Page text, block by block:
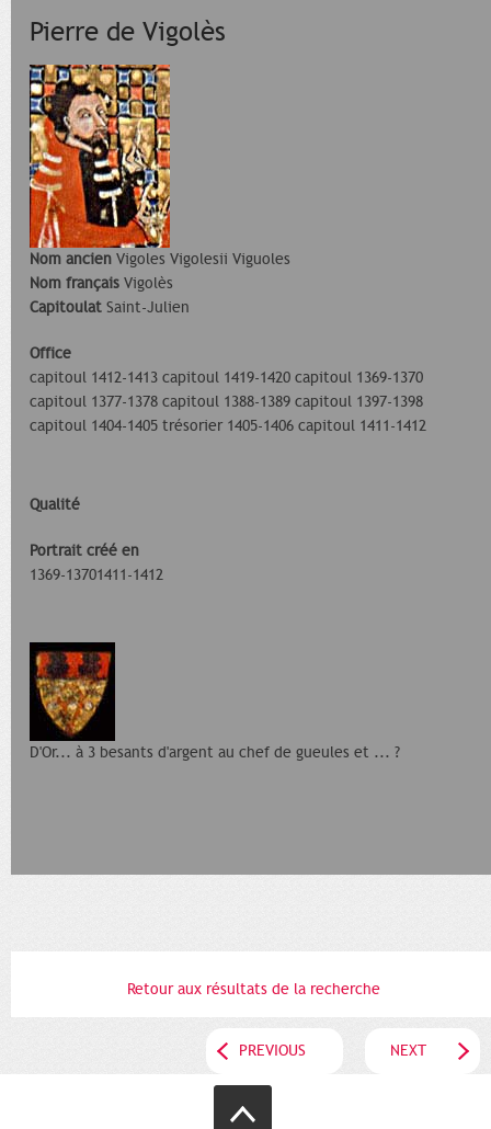
Pierre de Vigolès
Nom ancien Vigoles Vigolesii Viguoles
Nom français Vigolès
Capitoulat Saint-Julien
Office
capitoul 1412-1413 capitoul 1419-1420 capitoul 1369-1370
capitoul 1377-1378 capitoul 1388-1389 capitoul 1397-1398
capitoul 1404-1405 trésorier 1405-1406 capitoul 1411-1412
Qualité
Portrait créé en
1369-13701411-1412
D'Or... à 3 besants d'argent au chef de gueules et ... ?
Retour aux résultats de la recherche
PREVIOUS NEXT